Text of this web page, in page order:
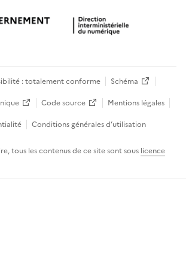
: totalement conforme
Schéma
Code source
Mentions légales
Conditions générales d’utilisation
tous les contenus de ce site sont sous licence